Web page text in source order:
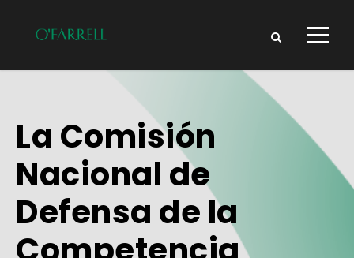
La Comisión
Nacional de
Defensa de la